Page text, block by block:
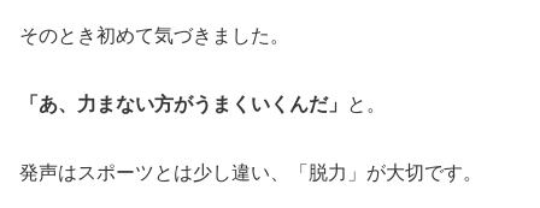
そのとき初めて気づきました。
「あ、力まない方がうまくいくんだ」 と。
発声はスポーツとは少し違い、「脱力」が大切です。